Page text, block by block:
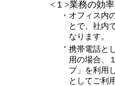
<１>業務の効
・ オフィス内
とで、社内
なります。
・ 携帯電話と
用の場合、
プ」を利用
としてご利